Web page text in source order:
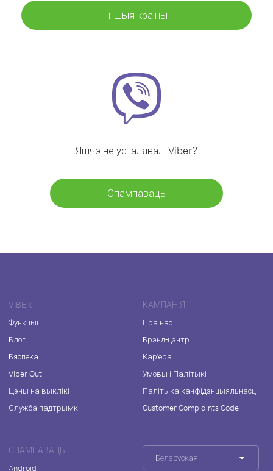
Іншыя краіны
Яшчэ не ўсталявалі Viber?
Спампаваць
VIBER
Функцыі
Блог
Бяспека
Viber Out
Цэны на выклікі
Служба падтрымкі
КАМПАНІЯ
Пра нас
Брэнд-цэнтр
Кар'ера
Умовы і Палітыкі
Палітыка канфідэнцыяльнасці
Customer Complaints Code
СПАМПАВАЦЬ
Android
Беларуская